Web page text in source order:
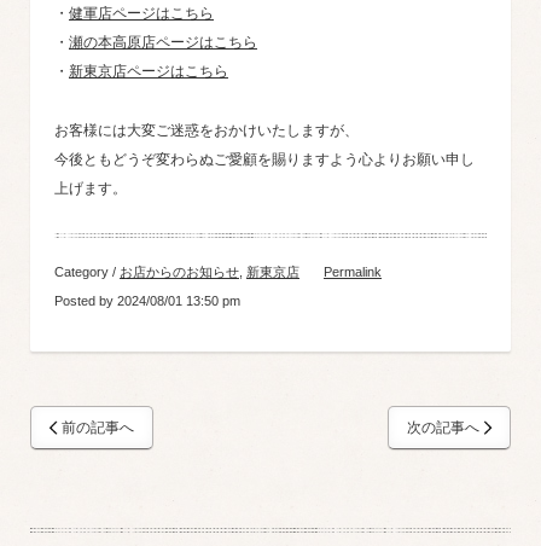
・ 健軍店ページはこちら
・ 瀬の本高原店ページはこちら
・ 新東京店ページはこちら
お客様には大変ご迷惑をおかけいたしますが、
今後ともどうぞ変わらぬご愛顧を賜りますよう心よりお願い申し
上げます。
Category / お店からのお知らせ 新東京店
Permalink
Posted by 2024/08/01 13:50 pm
前の記事へ 次の記事へ